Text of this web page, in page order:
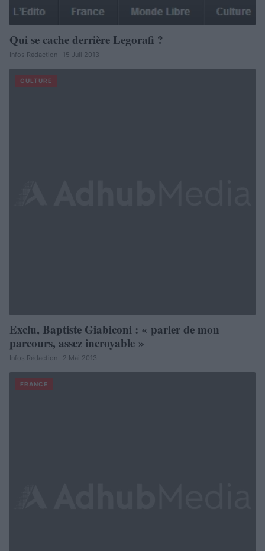
Qui se cache derrière Legorafi ?
Infos Rédaction · 15 Juil 2013
CULTURE
Exclu, Baptiste Giabiconi : « parler de mon
parcours, assez incroyable »
Infos Rédaction · 2 Mai 2013
FRANCE